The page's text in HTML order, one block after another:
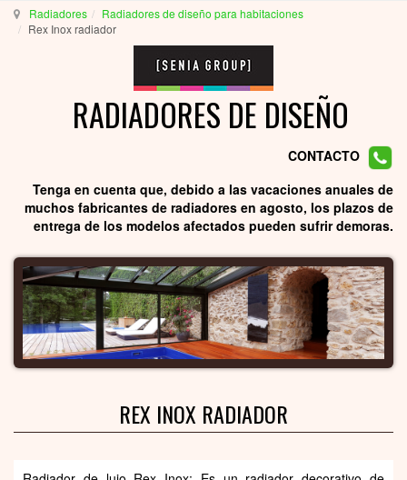
Radiadores
Radiadores de diseño para habitaciones
Rex Inox radiador
RADIADORES DE DISEÑO
CONTACTO
Tenga en cuenta que, debido a las vacaciones anuales de
muchos fabricantes de radiadores en agosto, los plazos de
entrega de los modelos afectados pueden sufrir demoras.
REX INOX RADIADOR